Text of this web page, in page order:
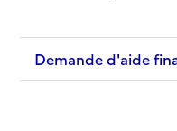
Demande d'aide